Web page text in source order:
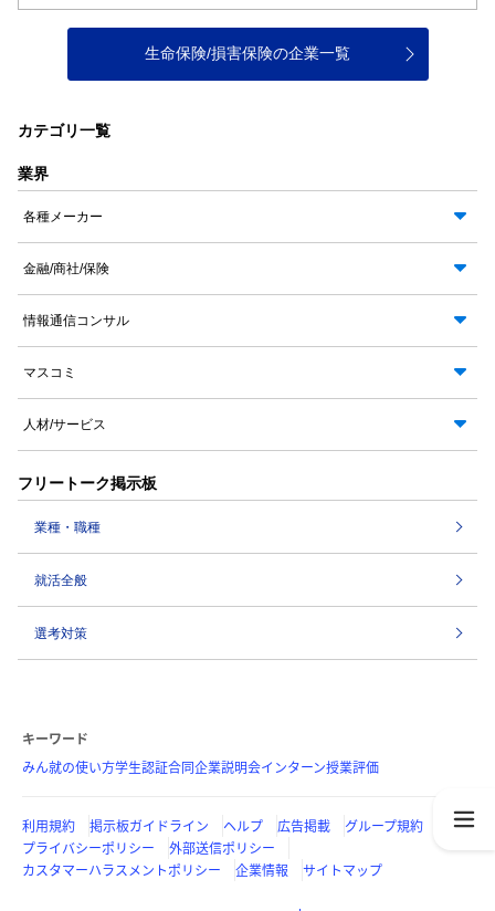
生命保険/損害保険の企業一覧
カテゴリ一覧
業界
各種メーカー
金融/商社/保険
情報通信コンサル
マスコミ
人材/サービス
フリートーク掲示板
業種・職種
就活全般
選考対策
キーワード
みん就の使い方学生認証合同企業説明会インターン授業評価
利用規約 掲示板ガイドライン ヘルプ 広告掲載
グループ規約
プライバシーポリシー
外部送信ポリシー
カスタマーハラスメントポリシー
企業情報 サイトマップ